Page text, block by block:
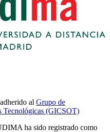
al Grupo de
Tecnológicas (GICSOT)
ha sido registrado como